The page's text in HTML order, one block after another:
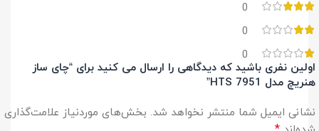
0
0
0
اولین نفری باشید که دیدگاهی را ارسال می کنید برای “چای ساز
هنریچ مدل HTS 7951”
نشانی ایمیل شما منتشر نخواهد شد. بخش‌های موردنیاز علامت‌گذاری